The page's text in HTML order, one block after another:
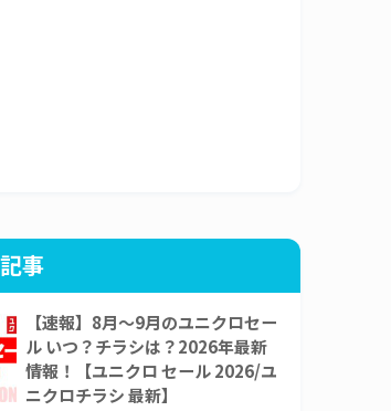
事
【速報】8月～9月のユニクロセー
ル いつ？チラシは？2026年最新
情報！【ユニクロ セール 2026/ユ
ニクロチラシ 最新】